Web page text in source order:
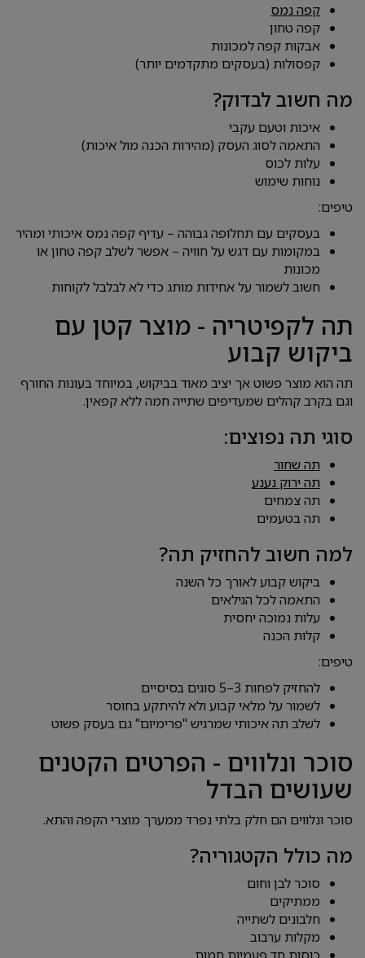
קפה נמס
קפה טחון
אבקות קפה למכונות
קפסולות (בעסקים מתקדמים יותר)
מה חשוב לבדוק?
איכות וטעם עקבי
התאמה לסוג העסק (מהירות הכנה מול איכות)
עלות לכוס
נוחות שימוש
טיפים:
בעסקים עם תחלופה גבוהה – עדיף קפה נמס איכותי ומהיר
במקומות עם דגש על חוויה – אפשר לשלב קפה טחון או
מכונות
חשוב לשמור על אחידות מותג כדי לא לבלבל לקוחות
תה לקפיטריה - מוצר קטן עם
ביקוש קבוע
תה הוא מוצר פשוט אך יציב מאוד בביקוש, במיוחד בעונות החורף
וגם בקרב קהלים שמעדיפים שתייה חמה ללא קפאין.
סוגי תה נפוצים:
תה שחור
תה ירוק נענע
תה צמחים
תה בטעמים
למה חשוב להחזיק תה?
ביקוש קבוע לאורך כל השנה
התאמה לכל הגילאים
עלות נמוכה יחסית
קלות הכנה
טיפים:
להחזיק לפחות 3–5 סוגים בסיסיים
לשמור על מלאי קבוע ולא להיתקע בחוסר
לשלב תה איכותי שמרגיש "פרימיום" גם בעסק פשוט
סוכר ונלווים - הפרטים הקטנים
שעושים הבדל
סוכר ונלווים הם חלק בלתי נפרד ממערך מוצרי הקפה והתא.
מה כולל הקטגוריה?
סוכר לבן וחום
ממתיקים
חלבונים לשתייה
מקלות ערבוב